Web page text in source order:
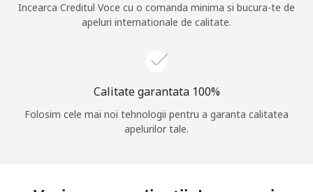
Incearca Creditul Voce cu o comanda minima si bucura-te de
apeluri internationale de calitate.
Calitate garantata 100%
Folosim cele mai noi tehnologii pentru a garanta calitatea
apelurilor tale.